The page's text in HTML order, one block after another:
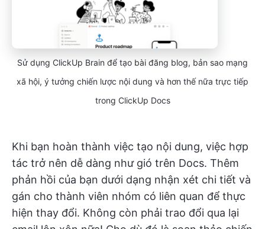
Sử dụng ClickUp Brain để tạo bài đăng blog, bản sao mạng
xã hội, ý tưởng chiến lược nội dung và hơn thế nữa trực tiếp
trong ClickUp Docs
Khi bạn hoàn thành việc tạo nội dung, việc hợp
tác trở nên dễ dàng như gió trên Docs. Thêm
phản hồi của bạn dưới dạng nhận xét chi tiết và
gán cho thành viên nhóm có liên quan để thực
hiện thay đổi. Không còn phải trao đổi qua lại